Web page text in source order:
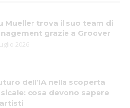
Mueller trova il suo team di
grazie a Groover
2026
dell’IA nella scoperta
cosa devono sapere